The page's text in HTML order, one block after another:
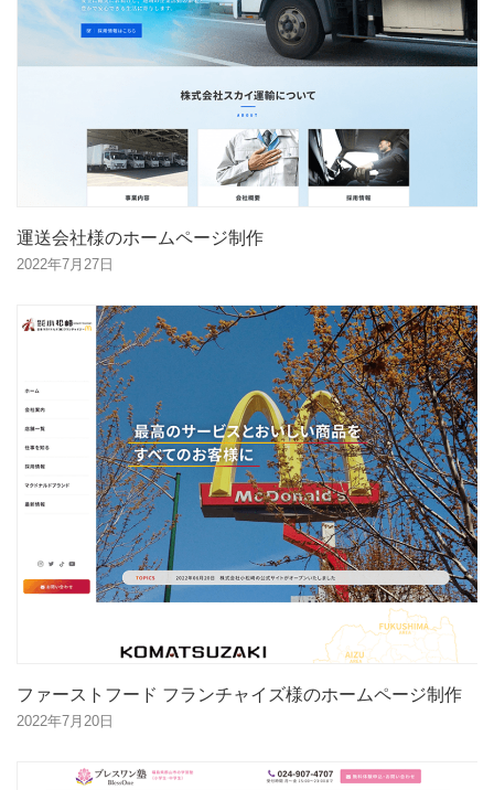
運送会社様のホームページ制作
2022年7月27日
ファーストフード フランチャイズ様のホームページ制作
2022年7月20日